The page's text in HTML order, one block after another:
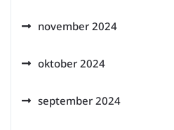
november 2024
oktober 2024
september 2024